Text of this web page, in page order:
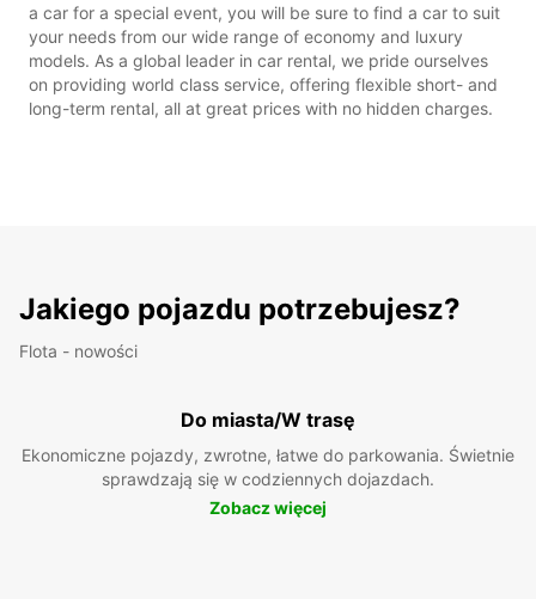
a car for a special event, you will be sure to find a car to suit
your needs from our wide range of economy and luxury
models. As a global leader in car rental, we pride ourselves
on providing world class service, offering flexible short- and
long-term rental, all at great prices with no hidden charges.
Jakiego pojazdu potrzebujesz?
Flota - nowości
Do miasta/W trasę
Ekonomiczne pojazdy, zwrotne, łatwe do parkowania. Świetnie
sprawdzają się w codziennych dojazdach.
Zobacz więcej